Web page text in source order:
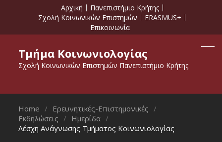
Αρχική
Πανεπιστήμιο Κρήτης
Σχολή Κοινωνικών Επιστημών
ERASMUS+
Επικοινωνία
Τμήμα Κοινωνιολογίας
Σχολή Κοινωνικών Επιστημών Πανεπιστήμιο Κρήτης
Home
Ερευνητικές-Επιστημονικές
Εκδηλώσεις
Ημερίδα
Λέσχη Ανάγνωσης Τμήματος Κοινωνιολογίας